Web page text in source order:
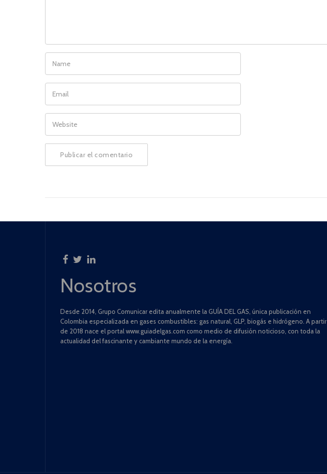
Nosotros
Desde 2014, Grupo Comunicar edita anualmente la GUÍA DEL GAS, única publicación en
Colombia especializada en gases combustibles: gas natural, GLP, biogás e hidrógeno. A partir
de 2018 nace el portal www.guiadelgas.com como medio de difusión noticioso, con toda la
actualidad del fascinante y cambiante mundo de la energía.